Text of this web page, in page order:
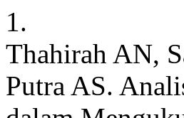
1.
Thahirah AN,
Putra AS.